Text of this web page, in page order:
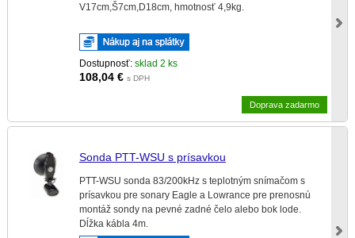
V17cm,Š7cm,D18cm, hmotnosť 4,9kg.
Dostupnosť:sklad 2 ks
108,04 € s DPH
Doprava zadarmo
Sonda PTT-WSU s prísavkou
PTT-WSU sonda 83/200kHz s teplotným snímačom s
prísavkou pre sonary Eagle a Lowrance pre prenosnú
montáž sondy na pevné zadné čelo alebo bok lode.
Dĺžka kábla 4m.